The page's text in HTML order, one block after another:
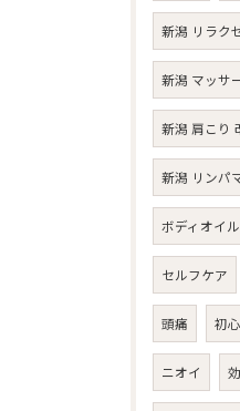
新潟 リラク
新潟 マッサ
新潟 肩こり
新潟 リンパ
ボディオイル
セルフケア
頭痛 初
ニオイ